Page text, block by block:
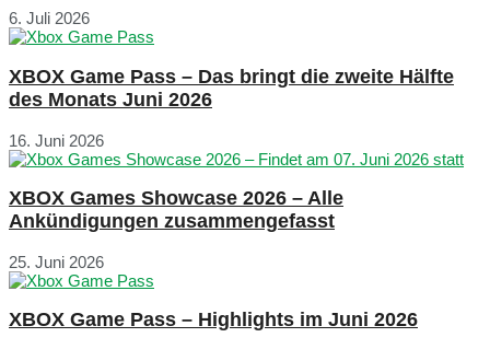
6. Juli 2026
XBOX Game Pass – Das bringt die zweite Hälfte
des Monats Juni 2026
16. Juni 2026
XBOX Games Showcase 2026 – Alle
Ankündigungen zusammengefasst
25. Juni 2026
XBOX Game Pass – Highlights im Juni 2026